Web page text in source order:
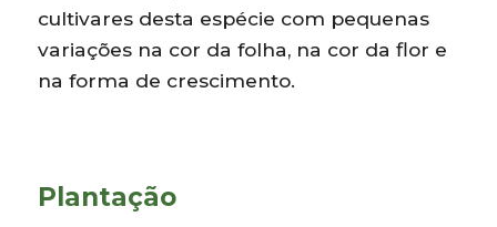
cultivares desta espécie com pequenas
variações na cor da folha, na cor da flor e
na forma de crescimento.
Plantação